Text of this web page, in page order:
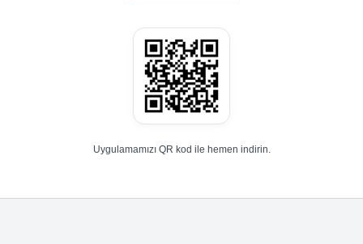
Uygulamamızı QR kod ile hemen indirin.